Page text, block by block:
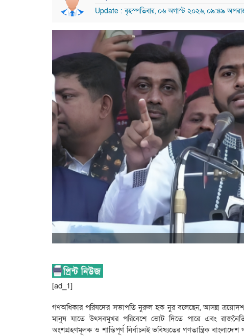
Update : বৃহস্পতিবার, ০৬ অগাস্ট ২০২৬, ০৯:৪৯
[ad_1]
গণঅধিকার পরিষদের সভাপতি নুরুল হক নুর বলেছেন, আসন্ন ত্রয়োদশ
মানুষ যাতে উৎসবমুখর পরিবেশে ভোট দিতে পারে এবং
অংশগ্রহণমূলক ও শান্তিপূর্ণ নির্বাচনই ভবিষ্যতের গণতান্ত্রিক